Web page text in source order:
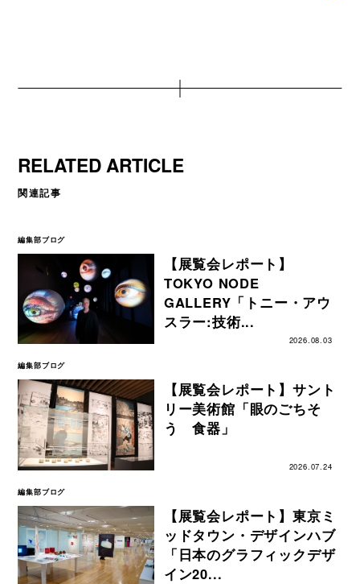
RELATED ARTICLE
関連記事
編集部ブログ
【展覧会レポート】
TOKYO NODE
GALLERY「トニー・アウ
スラー:技術...
2026.08.03
編集部ブログ
【展覧会レポート】サント
リー美術館「眼のごちそ
う 食器」
2026.07.24
編集部ブログ
【展覧会レポート】東京ミ
ッドタウン・デザインハブ
「日本のグラフィックデザ
イン20...